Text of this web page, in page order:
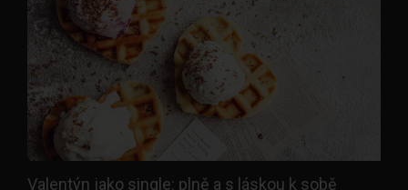
Valentýn jako single: plně a s láskou k sobě